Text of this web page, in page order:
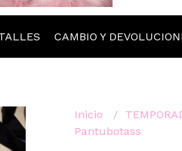
CAMBIO Y
Inicio
Pantubotass